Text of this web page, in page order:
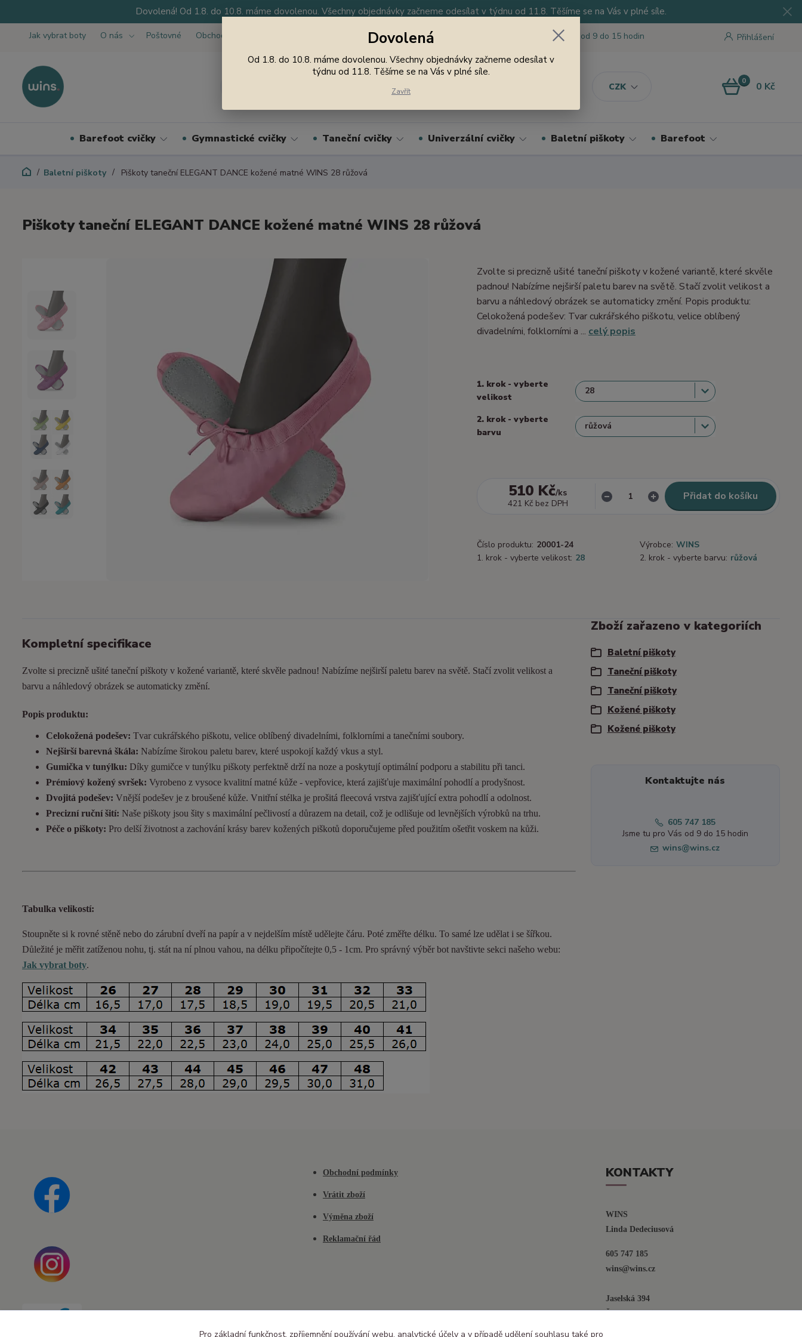
Dovolená! Od 1.8. do 10.8. máme dovolenou. Všechny objednávky začneme odesílat v týdnu od 11.8. Těšíme se na Vás v plné síle.
Jak vybrat boty O nás Poštovné Obchodní podmínky
CZK
Přihlášení
Nevíte si rady? Zavolejte. Jsme tu pro Vás od 9 do 15 hodin
0 0 Kč
Barefoot cvičky Gymnastické cvičky Taneční cvičky Univerzální cvičky Baletní piškoty Barefoot
Baletní piškoty Piškoty taneční ELEGANT DANCE kožené matné WINS 28 růžová
Piškoty taneční ELEGANT DANCE kožené matné WINS 28 růžová
Zvolte si precizně ušité taneční piškoty v kožené variantě, které skvěle
padnou! Nabízíme nejširší paletu barev na světě. Stačí zvolit velikost a
barvu a náhledový obrázek se automaticky změní. Popis produktu:
Celokožená podešev: Tvar cukrářského piškotu, velice oblíbený
divadelními, folklorními a ... celý popis
1. krok - vyberte
velikost
2. krok - vyberte
barvu
510 Kč/ks
421 Kč bez DPH
Přidat do košíku
Číslo produktu: 20001-24 Výrobce: WINS
1. krok - vyberte velikost: 28 2. krok - vyberte barvu: růžová
Kompletní specifikace
Zvolte si precizně ušité taneční piškoty v kožené variantě, které skvěle padnou! Nabízíme nejširší paletu barev na světě. Stačí zvolit velikost a
barvu a náhledový obrázek se automaticky změní.
Popis produktu:
Celokožená podešev: Tvar cukrářského piškotu, velice oblíbený divadelními, folklorními a tanečními soubory.
Nejširší barevná škála: Nabízíme širokou paletu barev, které uspokojí každý vkus a styl.
Gumička v tunýlku: Díky gumičce v tunýlku piškoty perfektně drží na noze a poskytují optimální podporu a stabilitu při tanci.
Prémiový kožený svršek: Vyrobeno z vysoce kvalitní matné kůže - vepřovice, která zajišťuje maximální pohodlí a prodyšnost.
Dvojitá podešev: Vnější podešev je z broušené kůže. Vnitřní stélka je prošitá fleecová vrstva zajišťující extra pohodlí a odolnost.
Precizní ruční šití: Naše piškoty jsou šity s maximální pečlivostí a důrazem na detail, což je odlišuje od levnějších výrobků na trhu.
Péče o piškoty: Pro delší životnost a zachování krásy barev kožených piškotů doporučujeme před použitím ošetřit voskem na kůži.
Tabulka velikostí:
Stoupněte si k rovné stěně nebo do zárubní dveří na papír a v nejdelším místě udělejte čáru. Poté změřte délku. To samé lze udělat i se šířkou.
Důležité je měřit zatíženou nohu, tj. stát na ní plnou vahou, na délku připočítejte 0,5 - 1cm. Pro správný výběr bot navštivte sekci našeho webu:
Jak vybrat boty.
Zboží zařazeno v kategoriích
Baletní piškoty
Taneční piškoty
Taneční piškoty
Kožené piškoty
Kožené piškoty
Kontaktujte nás
605 747 185
Jsme tu pro Vás od 9 do 15 hodin
wins@wins.cz
Obchodní podmínky
Vrátit zboží
Výměna zboží
Reklamační řád
KONTAKTY
WINS
Linda Dedeciusová
605 747 185
wins@wins.cz
Jaselská 394
Šenov u N. Jičína
Dovolená
Od 1.8. do 10.8. máme dovolenou. Všechny objednávky začneme odesílat v
týdnu od 11.8. Těšíme se na Vás v plné síle.
Zavřít
Pro základní funkčnost, zpříjemnění používání webu, analytické účely a v případě udělení souhlasu také pro